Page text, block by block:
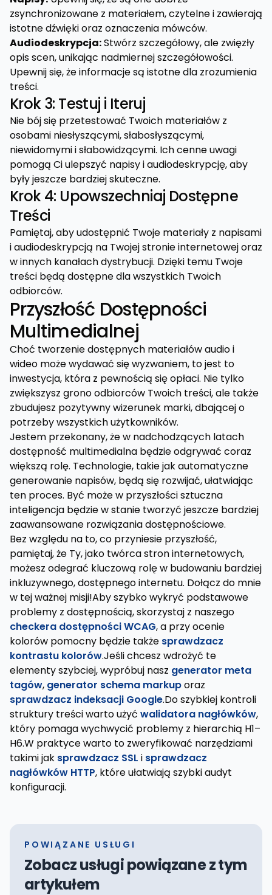
zsynchronizowane z materiałem, czytelne i zawierają
istotne dźwięki oraz oznaczenia mówców.
Audiodeskrypcja:Stwórz szczegółowy, ale zwięzły
opis scen, unikając nadmiernej szczegółowości.
Upewnij się, że informacje są istotne dla zrozumienia
treści.
Krok 3: Testuj i Iteruj
Nie bój się przetestować Twoich materiałów z
osobami niesłyszącymi, słabosłyszącymi,
niewidomymi i słabowidzącymi. Ich cenne uwagi
pomogą Ci ulepszyć napisy i audiodeskrypcję, aby
były jeszcze bardziej skuteczne.
Krok 4: Upowszechniaj Dostępne
Treści
Pamiętaj, aby udostępnić Twoje materiały z napisami
i audiodeskrypcją na Twojej stronie internetowej oraz
w innych kanałach dystrybucji. Dzięki temu Twoje
treści będą dostępne dla wszystkich Twoich
odbiorców.
Przyszłość Dostępności
Multimedialnej
Choć tworzenie dostępnych materiałów audio i
wideo może wydawać się wyzwaniem, to jest to
inwestycja, która z pewnością się opłaci. Nie tylko
zwiększysz grono odbiorców Twoich treści, ale także
zbudujesz pozytywny wizerunek marki, dbającej o
potrzeby wszystkich użytkowników.
Jestem przekonany, że w nadchodzących latach
dostępność multimedialna będzie odgrywać coraz
większą rolę. Technologie, takie jak automatyczne
generowanie napisów, będą się rozwijać, ułatwiając
ten proces. Być może w przyszłości sztuczna
inteligencja będzie w stanie tworzyć jeszcze bardziej
zaawansowane rozwiązania dostępnościowe.
Bez względu na to, co przyniesie przyszłość,
pamiętaj, że Ty, jako twórca stron internetowych,
możesz odegrać kluczową rolę w budowaniu bardziej
inkluzywnego, dostępnego internetu. Dołącz do mnie
w tej ważnej misji!Aby szybko wykryć podstawowe
problemy z dostępnością, skorzystaj z naszego
checkera dostępności WCAG, a przy ocenie
kolorów pomocny będzie także sprawdzacz
kontrastu kolorów.Jeśli chcesz wdrożyć te
elementy szybciej, wypróbuj nasz generator meta
tagów, generator schema markuporaz
sprawdzacz indeksacji Google.Do szybkiej kontroli
struktury treści warto użyć walidatora nagłówków,
który pomaga wychwycić problemy z hierarchią H1–
H6.W praktyce warto to zweryfikować narzędziami
takimi jak sprawdzacz SSL i sprawdzacz
nagłówków HTTP, które ułatwiają szybki audyt
konfiguracji.
POWIĄZANE USŁUGI
Zobacz usługi powiązane z tym
artykułem